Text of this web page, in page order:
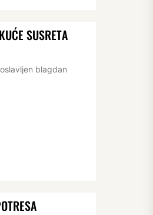
SUSRETA
blagdan